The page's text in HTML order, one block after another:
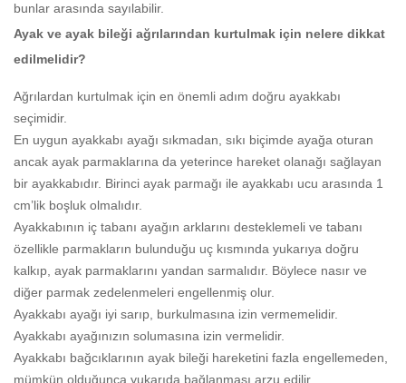
bunlar arasında sayılabilir.
Ayak ve ayak bileği ağrılarından kurtulmak için nelere dikkat
edilmelidir?
Ağrılardan kurtulmak için en önemli adım doğru ayakkabı
seçimidir.
En uygun ayakkabı ayağı sıkmadan, sıkı biçimde ayağa oturan
ancak ayak parmaklarına da yeterince hareket olanağı sağlayan
bir ayakkabıdır. Birinci ayak parmağı ile ayakkabı ucu arasında 1
cm’lik boşluk olmalıdır.
Ayakkabının iç tabanı ayağın arklarını desteklemeli ve tabanı
özellikle parmakların bulunduğu uç kısmında yukarıya doğru
kalkıp, ayak parmaklarını yandan sarmalıdır. Böylece nasır ve
diğer parmak zedelenmeleri engellenmiş olur.
Ayakkabı ayağı iyi sarıp, burkulmasına izin vermemelidir.
Ayakkabı ayağınızın solumasına izin vermelidir.
Ayakkabı bağcıklarının ayak bileği hareketini fazla engellemeden,
mümkün olduğunca yukarıda bağlanması arzu edilir.